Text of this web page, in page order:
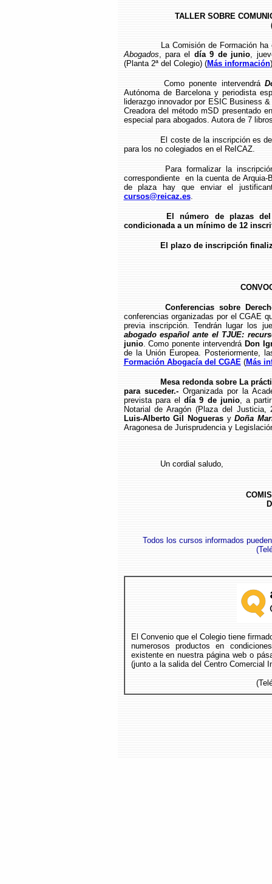
TALLER SOBRE
La Comisión de Formación
Abogados, para el día 9 de junio,
(Planta 2ª del Colegio) (Más información
Como ponente intervendrá
Autónoma de Barcelona y periodista
liderazgo innovador por ESIC Business
Creadora del método mSD presentado
especial para abogados. Autora de 7
El coste de la inscripción es
para los no colegiados en el ReICAZ.
Para formalizar la
correspondiente en la cuenta de Arquia-
de plaza hay que enviar el
cursos@reicaz.es.
El número de plazas
condicionada a un mínimo de 12
El plazo de inscripción
Conferencias sobre
conferencias organizadas por el CGAE
previa inscripción. Tendrán lugar los
abogado español ante el TJUE:
junio. Como ponente intervendrá Don
de la Unión Europea. Posteriormente,
Formación Abogacía del CGAE(Más
Mesa redonda sobre La
para suceder.-Organizada por la
prevista para eldía 9 de junio, a
Notarial de Aragón (Plaza del
Luis-Alberto Gil NoguerasyDoña
Aragonesa de Jurisprudencia y
Un cordial saludo,
Todos los cursos informados
(
El Convenio que el Colegio tiene
numerosos productos en
existente en nuestra página web o
(junto a la salida del Centro Comercial